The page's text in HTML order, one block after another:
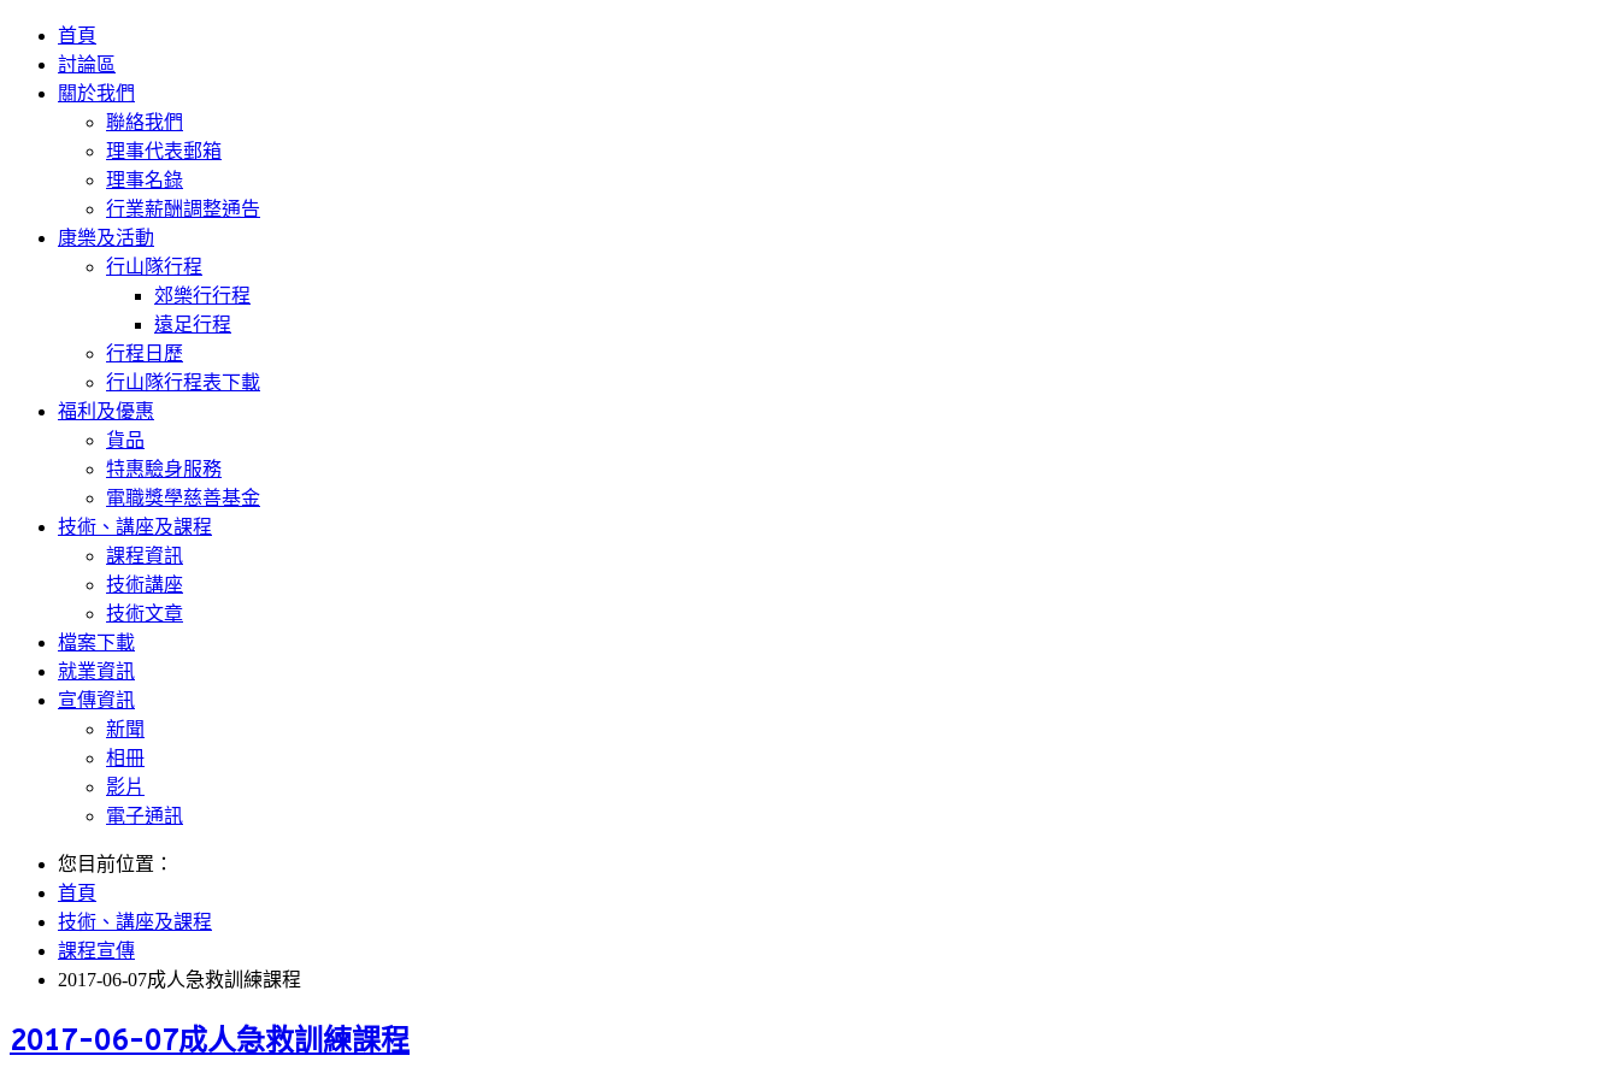
首頁
討論區
關於我們
聯絡我們
理事代表郵箱
理事名錄
行業薪酬調整通告
康樂及活動
行山隊行程
郊樂行行程
遠足行程
行程日歷
行山隊行程表下載
福利及優惠
貨品
特惠驗身服務
電職獎學慈善基金
技術、講座及課程
課程資訊
技術講座
技術文章
檔案下載
就業資訊
宣傳資訊
新聞
相冊
影片
電子通訊
您目前位置：
首頁
技術、講座及課程
課程宣傳
2017-06-07成人急救訓練課程
2017-06-07成人急救訓練課程